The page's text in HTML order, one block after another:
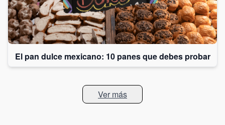
El pan dulce mexicano: 10 panes que debes probar
Ver más